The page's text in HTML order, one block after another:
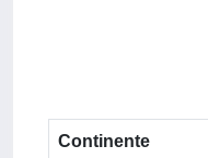
Continente